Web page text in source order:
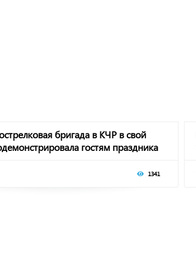
бригада в КЧР в свой
гостям праздника
1341